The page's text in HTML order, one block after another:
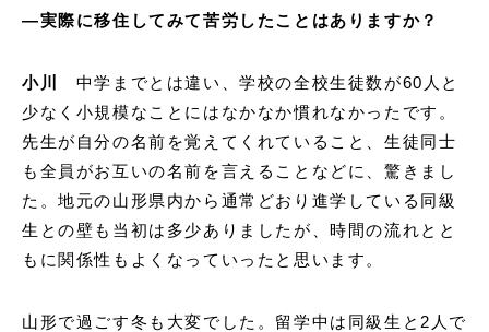
―実際に移住してみて苦労したことはありますか？
小川
中学までとは違い、学校の全校生徒数が60人と
少なく小規模なことにはなかなか慣れなかったです。
先生が自分の名前を覚えてくれていること、生徒同士
も全員がお互いの名前を言えることなどに、驚きまし
た。地元の山形県内から通常どおり進学している同級
生との壁も当初は多少ありましたが、時間の流れとと
もに関係性もよくなっていったと思います。
山形で過ごす冬も大変でした。留学中は同級生と2人で